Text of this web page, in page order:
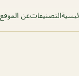
التصنيفاتعن الموقع